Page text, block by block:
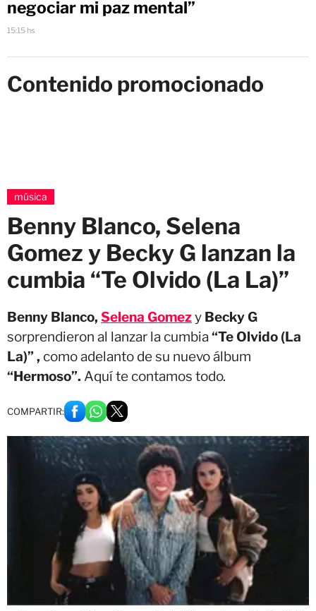
negociar mi paz mental”
15:15 hs
Contenido promocionado
música
Benny Blanco, Selena
Gomez y Becky G lanzan la
cumbia “Te Olvido (La La)”
Benny Blanco, Selena Gomezy Becky G
sorprendieron al lanzar la cumbia “Te Olvido (La
La)” , como adelanto de su nuevo álbum
“Hermoso”. Aquí te contamos todo.
COMPARTIR: